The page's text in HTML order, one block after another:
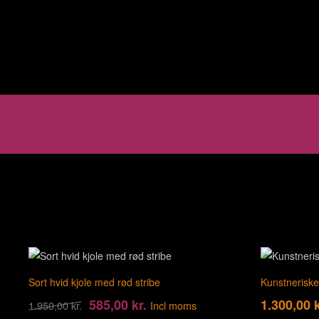
Sort hvid kjole med rød stribe
1.950,00kr. 585,00 kr. Incl moms 1.300,00